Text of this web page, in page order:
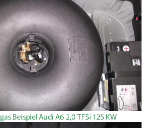
Beispiel Audi A6 2,0 TFSi 125 KW